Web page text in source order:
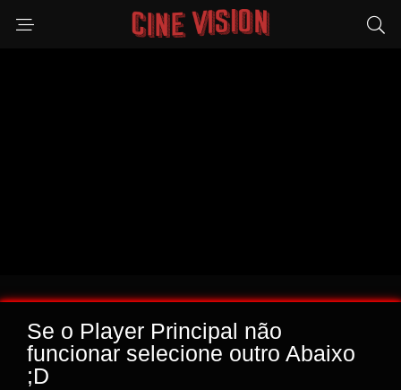
Se o Player Principal não
funcionar selecione outro Abaixo
;D